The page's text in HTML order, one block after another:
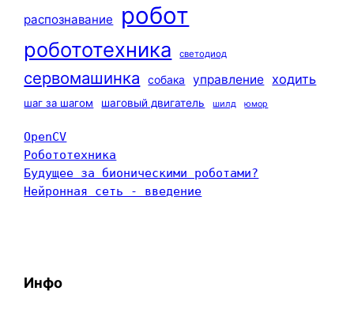
распознавание робот
робототехника светодиод
сервомашинка собака управление ходить
шаг за шагом шаговый двигатель шилд юмор
OpenCV
Робототехника
Будущее за бионическими роботами?
Нейронная сеть - введение
Инфо